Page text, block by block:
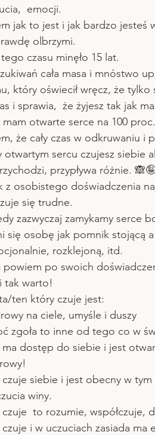
emocji.
jak to jest i jak bardzo jesteś
olbrzymi.
czasu minęło 15 lat.
cała masa i mnóstwo
który oświecił wręcz, że
i sprawia,  że żyjesz tak jak
mam otwarte serce na 100
że cały czas w odkruwaniu i
otwartym sercu czujesz siebie
przypływa różnie.
z osobistego doświadczenia
się trudne.
zazwyczaj zamykamy serce
się osobę jak pomnik stojącą
rozklejoną, itd.
powiem po swoich
tak warto!
ten który czuje jest:
na ciele, umyśle i duszy
zgoła to inne od tego co w
dostęp do siebie i jest
czuje siebie i jest obecny w
winy.
to rozumie, współczuje,
i w uczuciach zasiada